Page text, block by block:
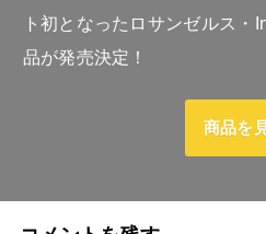
ト初となったロサンゼルス・
品が発売決定！
商品を